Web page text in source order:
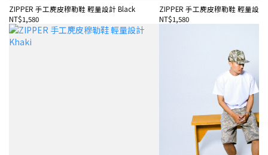
ZIPPER 手工麂皮穆勒鞋 輕量設計 Black
NT$1,580
ZIPPER 手工麂皮穆勒鞋 輕量設
NT$1,580